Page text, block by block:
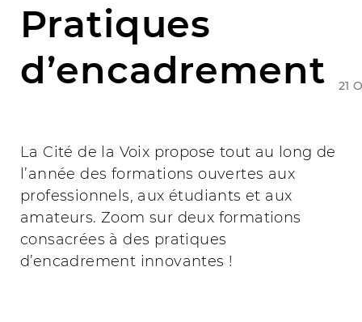
Pratiques
d’encadrement
21
La Cité de la Voix propose tout au long de
l’année des formations ouvertes aux
professionnels, aux étudiants et aux
amateurs. Zoom sur deux formations
consacrées à des pratiques
d’encadrement innovantes !